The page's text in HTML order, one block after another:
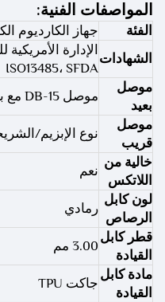
المواصفات الفنية:
الفئة
جهاز الكارديوم
الشهادات
ISO13485، SFDA
موصل
بعيد
موصل DB-15 مع براغي
موصل
قريب
نوع الإبزيم/
خالية من
اللاتكس
نعم
لون كابل
الرصاص
رمادي
قطر كابل
القيادة
3.00 مم
مادة كابل
القيادة
جاكت TPU